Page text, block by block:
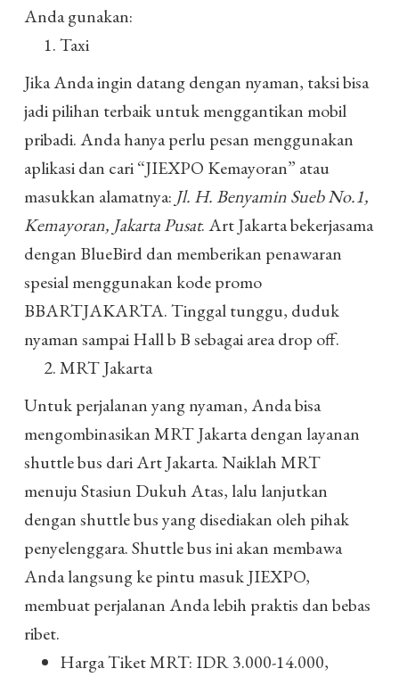
Anda gunakan:
Taxi
Jika Anda ingin datang dengan nyaman, taksi bisa
jadi pilihan terbaik untuk menggantikan mobil
pribadi. Anda hanya perlu pesan menggunakan
aplikasi dan cari “JIEXPO Kemayoran” atau
masukkan alamatnya: Jl. H. Benyamin Sueb No.1,
Kemayoran, Jakarta Pusat. Art Jakarta bekerjasama
dengan BlueBird dan memberikan penawaran
spesial menggunakan kode promo
BBARTJAKARTA. Tinggal tunggu, duduk
nyaman sampai Hall b B sebagai area drop off.
MRT Jakarta
Untuk perjalanan yang nyaman, Anda bisa
mengombinasikan MRT Jakarta dengan layanan
shuttle bus dari Art Jakarta. Naiklah MRT
menuju Stasiun Dukuh Atas, lalu lanjutkan
dengan shuttle bus yang disediakan oleh pihak
penyelenggara. Shuttle bus ini akan membawa
Anda langsung ke pintu masuk JIEXPO,
membuat perjalanan Anda lebih praktis dan bebas
ribet.
Harga Tiket MRT: IDR 3.000-14.000,